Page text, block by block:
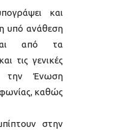
και
υπό ανάθεση
από τα
τις γενικές
την Ένωση
καθώς
στην